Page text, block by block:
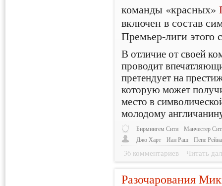
команды «красных»
включен в состав
Премьер-лиги этого
В отличие от своей
проводит
претендует на
которую может
место в
молодому
Бирмингем Сити
Манчестер
Джо Харт
Иан Раш Пепе Рейна
36 комментариев Читать
Разочарования